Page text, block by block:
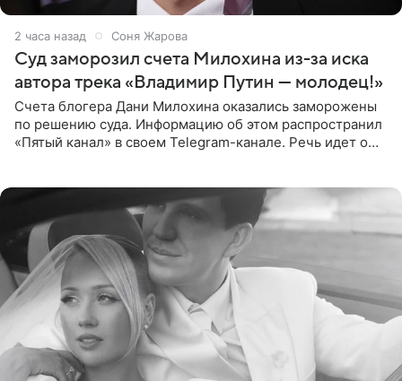
2 часа назад Соня Жарова
Суд заморозил счета Милохина из-за иска
автора трека «Владимир Путин — молодец!»
Счета блогера Дани Милохина оказались заморожены
по решению суда. Информацию об этом распространил
«Пятый канал» в своем Telegram-канале. Речь идет о